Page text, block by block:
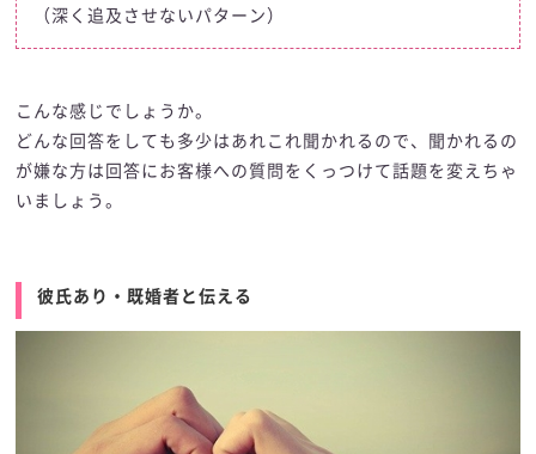
（深く追及させないパターン）
こんな感じでしょうか。
どんな回答をしても多少はあれこれ聞かれるので、聞かれるの
が嫌な方は回答にお客様への質問をくっつけて話題を変えちゃ
いましょう。
彼氏あり・既婚者と伝える